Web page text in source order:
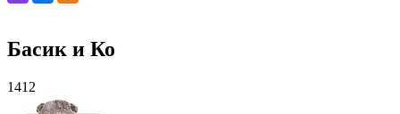
Басик и Ко
1412